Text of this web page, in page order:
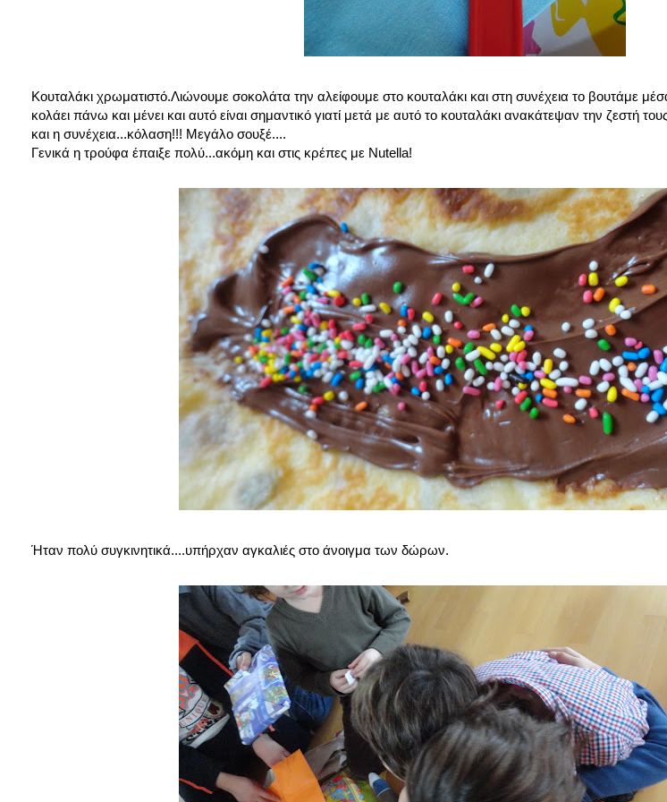
Κουταλάκι χρωματιστό.Λιώνουμε σοκολάτα την αλείφουμε στο κουταλάκι και στη συνέχεια το βουτάμε
κολάει πάνω και μένει και αυτό είναι σημαντικό γιατί μετά με αυτό το κουταλάκι ανακάτεψαν την ζεστή
και η συνέχεια...κόλαση!!! Μεγάλο σουξέ....
Γενικά η τρούφα έπαιξε πολύ...ακόμη και στις κρέπες με Nutella!
Ήταν πολύ συγκινητικά....υπήρχαν αγκαλιές στο άνοιγμα των δώρων.